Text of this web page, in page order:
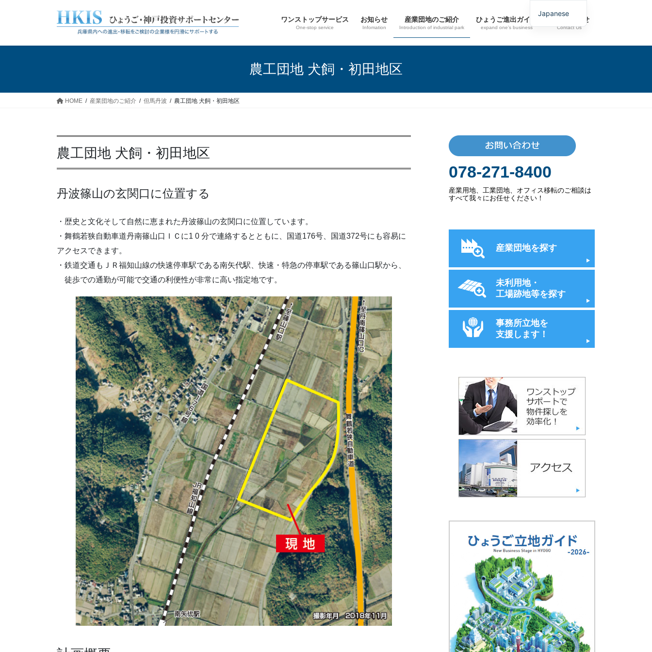
ワンストップサービス
One-stop service
お知らせ
Infomation
産業団地のご紹介
Introduction of industrial park
ひょうご進出ガイド
expand one’s business
お問い合わせ
Contact Us
農工団地 犬飼・初田地区
HOME 産業団地のご紹介 但馬丹波 農工団地 犬飼・初田地区
農工団地 犬飼・初田地区
丹波篠山の玄関口に位置する
・歴史と文化そして自然に恵まれた丹波篠山の玄関口に位置しています。
・舞鶴若狭自動車道丹南篠山口ＩＣに1 0 分で連絡するとともに、国道176号、国道372号にも容易に
アクセスできます。
・鉄道交通もＪＲ福知山線の快速停車駅である南矢代駅、快速・特急の停車駅である篠山口駅から、
徒歩での通勤が可能で交通の利便性が非常に高い指定地です。
078-271-8400
産業用地、工業団地、オフィス移転のご相談は
すべて我々にお任せください！
産業団地を探す
未利用地・
工場跡地等を探す
事務所立地を
支援します！
Japanese